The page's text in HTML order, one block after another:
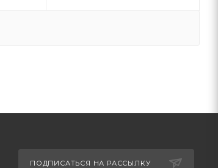
ПОДПИСАТЬСЯ НА РАССЫЛКУ